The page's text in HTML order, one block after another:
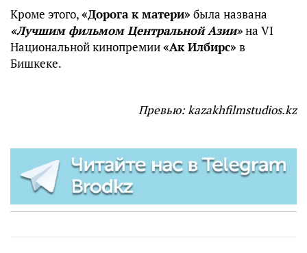
Кроме этого,«Дорога к матери» была названа
«Лучшим фильмом Центральной Азии»на VI
Национальной кинопремии«Ак Илбирс» в
Бишкеке.
Превью: kazakhfilmstudios.kz